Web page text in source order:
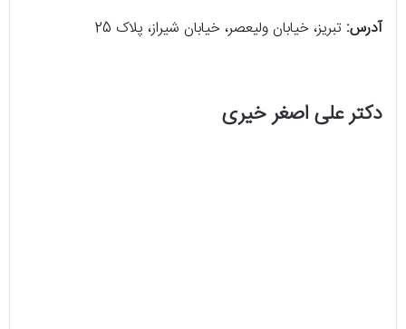
آدرس: تبریز، خیابان ولیعصر، خیابان شیراز، پلاک 25
دکتر علی اصغر خیری